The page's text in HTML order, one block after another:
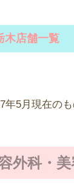
木店舗一覧
年5月現在のも
外科・